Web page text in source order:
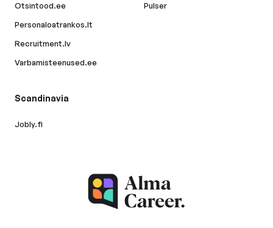
Otsintood.ee
Personaloatrankos.lt
Recruitment.lv
Varbamisteenused.ee
Pulser
Scandinavia
Jobly.fi